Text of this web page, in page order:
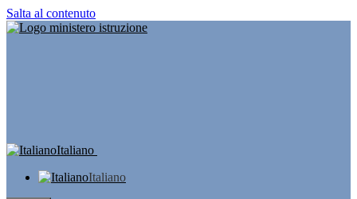
Salta al contenuto
Italiano
Italiano